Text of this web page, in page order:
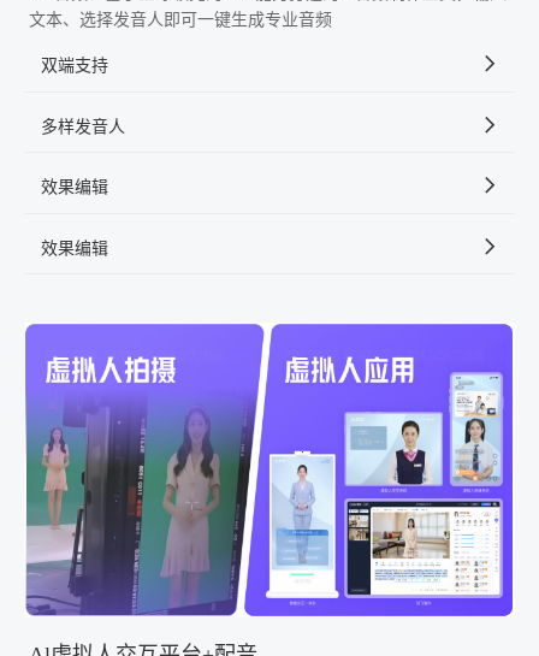
文本、选择发音人即可一键生成专业音频
双端支持
多样发音人
效果编辑
效果编辑